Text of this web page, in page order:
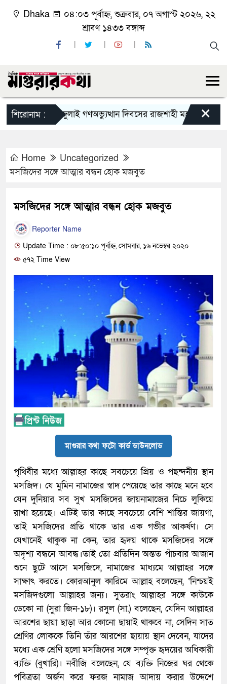
Dhaka
০৪:০৩ পূর্বাহ্ন, শুক্রবার, ০৭ অগাস্ট ২০২৬, ২২
শ্রাবণ ১৪৩৩ বঙ্গাব্দ
শিরোনাম :জুলাই গণঅভ্যুত্থান দিবসের রাজশাহী মহানগর বিএনপির
×
Home
Uncategorized
মসজিদের সঙ্গে আত্মার বন্ধন হোক মজবুত
মসজিদের সঙ্গে আত্মার বন্ধন হোক মজবুত
Reporter Name
Update Time : ০৮:৫০:১০ পূর্বাহ্ন, সোমবার, ১৬ নভেম্বর ২০২০
৫৭২ Time View
মাগুরার কথা ফটো কার্ড ডাউনলোড
পৃথিবীর মধ্যে আল্লাহর কাছে সবচেয়ে প্রিয় ও পছন্দনীয় স্থান
মসজিদ। যে মুমিন নামাজের স্বাদ পেয়েছে তার কাছে মনে হবে
যেন দুনিয়ার সব সুখ মসজিদের জায়নামাজের নিচে লুকিয়ে
রাখা হয়েছে। এটিই তার কাছে সবচেয়ে বেশি শান্তির জায়গা,
তাই মসজিদের প্রতি থাকে তার এক গভীর আকর্ষণ। সে
যেখানেই থাকুক না কেন, তার হৃদয় থাকে মসজিদের সঙ্গে
অদৃশ্য বন্ধনে আবদ্ধ।তাই তো প্রতিদিন অন্তত পাঁচবার আজান
শুনে ছুটে আসে মসজিদে, নামাজের মাধ্যমে আল্লাহর সঙ্গে
সাক্ষাৎ করতে। কোরআনুল কারিমে আল্লাহ বলেছেন, ‘নিশ্চয়ই
মসজিদগুলো আল্লাহর জন্য। সুতরাং আল্লাহর সঙ্গে কাউকে
ডেকো না (সুরা জিন-১৮)। রসুল (সা.) বলেছেন, যেদিন আল্লাহর
আরশের ছায়া ছাড়া আর কোনো ছায়াই থাকবে না, সেদিন সাত
শ্রেণির লোককে তিনি তাঁর আরশের ছায়ায় স্থান দেবেন, যাদের
মধ্যে এক শ্রেণি হলো মসজিদের সঙ্গে সম্পৃক্ত হৃদয়ের অধিকারী
ব্যক্তি (বুখারি)। নবীজি বলেছেন, যে ব্যক্তি নিজের ঘর থেকে
পবিত্রতা অর্জন করে ফরজ নামাজ আদায় করার উদ্দেশে